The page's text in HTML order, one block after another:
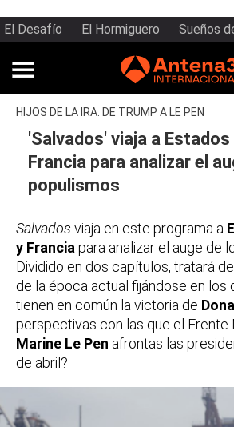
El Desafío El Hormiguero Sueños
HIJOS DE LA IRA. DE TRUMP A LE PEN
'Salvados' viaja a Estados
Francia para analizar el
populismos
Salvados viaja en este programa a
y Francia para analizar el auge de
Dividido en dos capítulos, tratará
de la época actual fijándose en los
tienen en común la victoria de
perspectivas con las que el Frente
Marine Le Pen afrontas las
de abril?